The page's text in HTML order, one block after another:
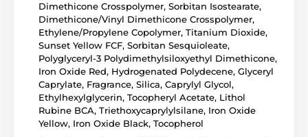
Dimethicone Crosspolymer, Sorbitan Isostearate,
Dimethicone/Vinyl Dimethicone Crosspolymer,
Ethylene/Propylene Copolymer, Titanium Dioxide,
Sunset Yellow FCF, Sorbitan Sesquioleate,
Polyglyceryl-3 Polydimethylsiloxyethyl Dimethicone,
Iron Oxide Red, Hydrogenated Polydecene, Glyceryl
Caprylate, Fragrance, Silica, Caprylyl Glycol,
Ethylhexylglycerin, Tocopheryl Acetate, Lithol
Rubine BCA, Triethoxycaprylylsilane, Iron Oxide
Yellow, Iron Oxide Black, Tocopherol